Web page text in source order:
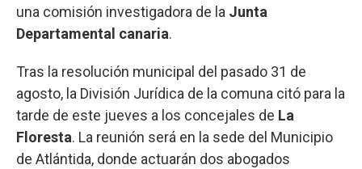
una comisión investigadora de la Junta
Departamental canaria.
Tras la resolución municipal del pasado 31 de
agosto, la División Jurídica de la comuna citó para la
tarde de este jueves a los concejales de La
Floresta. La reunión será en la sede del Municipio
de Atlántida, donde actuarán dos abogados